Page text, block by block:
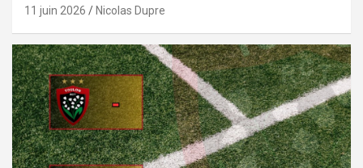
11 juin 2026 Nicolas Dupre